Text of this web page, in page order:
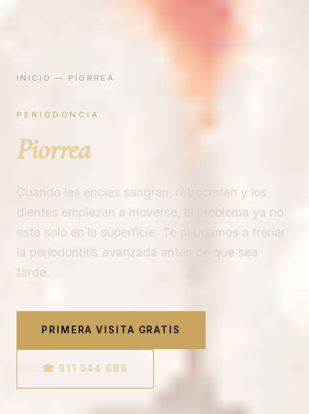
INICIO — PIORREA
PERIODONCIA
Piorrea
Cuando las encias sangran, retroceden y los
dientes empiezan a moverse, el problema ya no
esta solo en la superficie. Te ayudamos a frenar
la periodontitis avanzada antes de que sea
tarde.
PRIMERA VISITA GRATIS
☎ 911 544 686